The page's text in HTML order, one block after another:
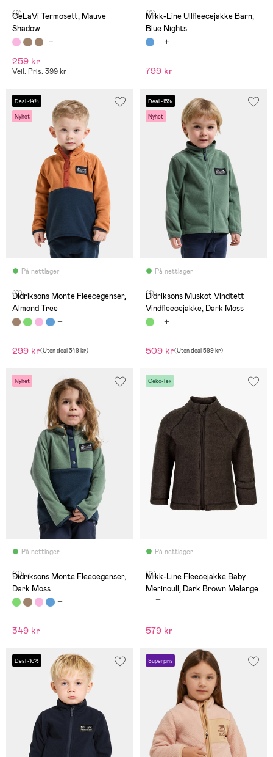
(8)
CeLaVi Termosett, Mauve
Shadow
259 kr
Veil. Pris: 399 kr
(0)
Mikk-Line Ullfleecejakke Barn,
Blue Nights
799 kr
Deal -14%
Nyhet
På nettlager
(0)
Didriksons Monte Fleecegenser,
Almond Tree
299 kr(Uten deal349 kr)
Deal -15%
Nyhet
På nettlager
(1)
Didriksons Muskot Vindtett
Vindfleecejakke, Dark Moss
509 kr(Uten deal599 kr)
Nyhet
På nettlager
(0)
Didriksons Monte Fleecegenser,
Dark Moss
349 kr
Oeko-Tex
På nettlager
(0)
Mikk-Line Fleecejakke Baby
Merinoull, Dark Brown Melange
579 kr
Deal -16% Superpris